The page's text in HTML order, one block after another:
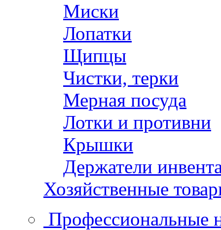
Миски
Лопатки
Щипцы
Чистки, терки
Мерная посуда
Лотки и противни
Крышки
Держатели
Хозяйственные
Профессиональные